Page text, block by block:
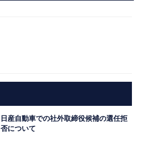
日産自動車での社外取締役候補の選任拒
否について